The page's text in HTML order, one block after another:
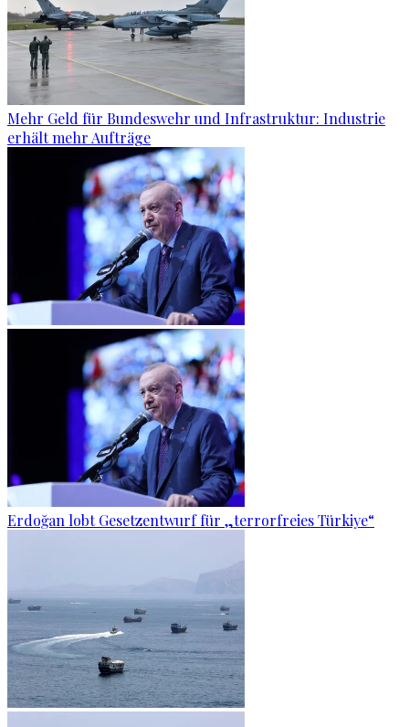
Mehr Geld für Bundeswehr und Infrastruktur: Industrie
erhält mehr Aufträge
Erdoğan lobt Gesetzentwurf für „terrorfreies Türkiye“